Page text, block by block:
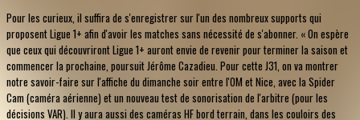
Pour les curieux, il suffira de s'enregistrer sur l'un des nombreux supports qui
proposent Ligue 1+ afin d'avoir les matches sans nécessité de s'abonner. « On espère
que ceux qui découvriront Ligue 1+ auront envie de revenir pour terminer la saison et
commencer la prochaine, poursuit Jérôme Cazadieu. Pour cette J31, on va montrer
notre savoir-faire sur l'affiche du dimanche soir entre l'OM et Nice, avec la Spider
Cam (caméra aérienne) et un nouveau test de sonorisation de l'arbitre (pour les
décisions VAR). Il y aura aussi des caméras HF bord terrain, dans les couloirs des